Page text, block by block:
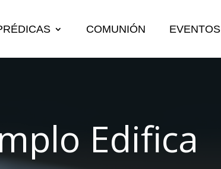
COMUNIÓN EVENTOS
Edifica